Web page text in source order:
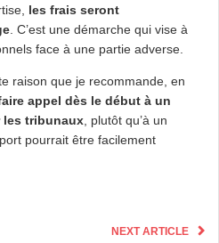
les frais seront
. C’est une démarche qui vise à
face à une partie adverse.
raison que je recommande, en
appel dès le début à un
les tribunaux , plutôt qu’à un
pourrait être facilement
NEXT ARTICLE